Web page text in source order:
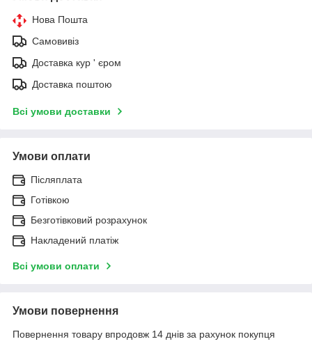
Нова Пошта
Самовивіз
Доставка кур ' єром
Доставка поштою
Всі умови доставки
Умови оплати
Післяплата
Готівкою
Безготівковий розрахунок
Накладений платіж
Всі умови оплати
Умови повернення
Повернення товару впродовж 14 днів за рахунок покупця